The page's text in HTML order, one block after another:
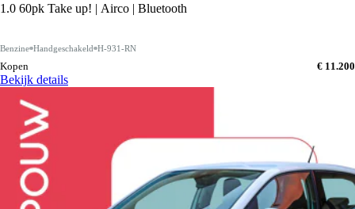
1.0 60pk Take up! | Airco | Bluetooth
Benzine Handgeschakeld H-931-RN
Kopen € 11.200
Bekijk details